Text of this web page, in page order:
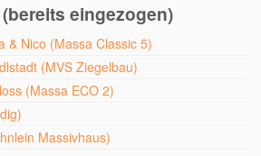
eingezogen)
& Nico (Massa Classic 5)
(MVS Ziegelbau)
(Massa ECO 2)
Massivhaus)